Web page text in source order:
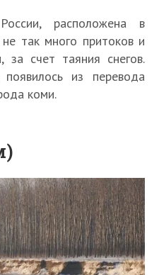
расположена в
так много притоков и
за счет таяния снегов.
появилось из перевода
коми.